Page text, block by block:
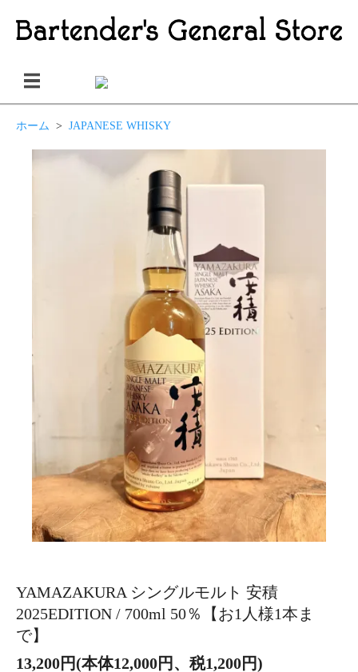
ホーム > JAPANESE WHISKY
YAMAZAKURA シングルモルト 安積
2025EDITION / 700ml 50％【お1人様1本ま
で】
13,200円(本体12,000円、税1,200円)